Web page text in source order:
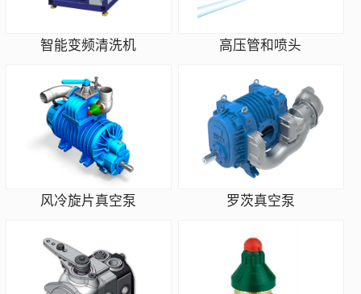
智能变频清洗机 高压管和喷头
风冷旋片真空泵 罗茨真空泵